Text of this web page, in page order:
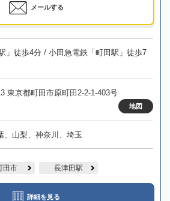
メールする
」徒歩4分 / 小田急電鉄「町田駅」徒歩7
東京都町田市原町田2-2-1-403号
地図
、山梨、神奈川、埼玉
田市 長津田駅
詳細を見る